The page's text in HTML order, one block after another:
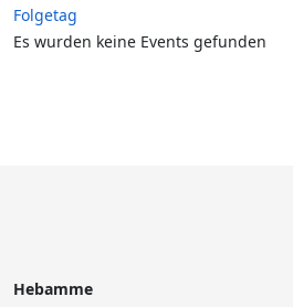
Folgetag
Es wurden keine Events gefunden
Hebamme